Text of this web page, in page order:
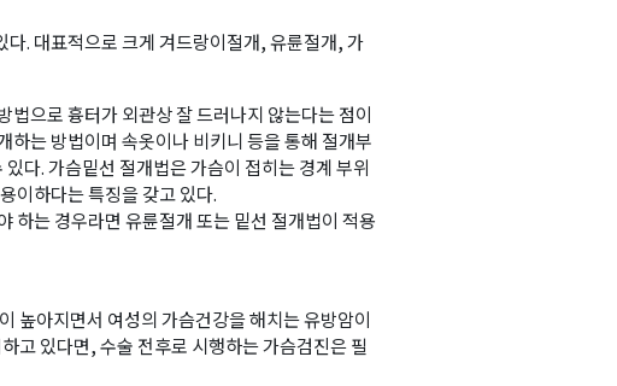
. 대표적으로 크게 겨드랑이절개, 유륜절개, 가
으로 흉터가 외관상 잘 드러나지 않는다는 점이
는 방법이며 속옷이나 비키니 등을 통해 절개부
다. 가슴밑선 절개법은 가슴이 접히는 경계 부위
이하다는 특징을 갖고 있다.
하는 경우라면 유륜절개 또는 밑선 절개법이 적용
높아지면서 여성의 가슴건강을 해치는 유방암이
고 있다면, 수술 전후로 시행하는 가슴검진은 필